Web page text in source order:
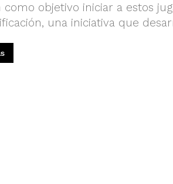
objetivo iniciar a estos
una iniciativa que